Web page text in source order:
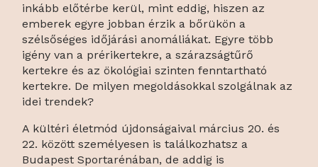
inkább előtérbe kerül, mint eddig, hiszen az
emberek egyre jobban érzik a bőrükön a
szélsőséges időjárási anomáliákat. Egyre több
igény van a prérikertekre, a szárazságtűrő
kertekre és az ökológiai szinten fenntartható
kertekre. De milyen megoldásokkal szolgálnak az
idei trendek?
A kültéri életmód újdonságaival március 20. és
22. között személyesen is találkozhatsz a
Budapest Sportarénában, de addig is